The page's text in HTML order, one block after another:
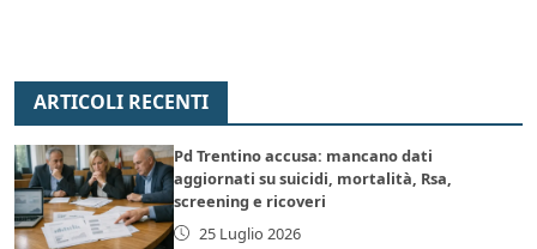
ARTICOLI RECENTI
Pd Trentino accusa: mancano dati
aggiornati su suicidi, mortalità, Rsa,
screening e ricoveri
25 Luglio 2026